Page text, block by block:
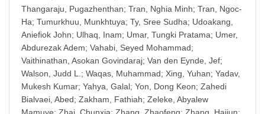
Thangaraju, Pugazhenthan; Tran, Nghia Minh; Tran, Ngoc-
Ha; Tumurkhuu, Munkhtuya; Ty, Sree Sudha; Udoakang,
Aniefiok John; Ulhaq, Inam; Umar, Tungki Pratama; Umer,
Abdurezak Adem; Vahabi, Seyed Mohammad;
Vaithinathan, Asokan Govindaraj; Van den Eynde, Jef;
Walson, Judd L. ; Waqas, Muhammad; Xing, Yuhan; Yadav,
Mukesh Kumar; Yahya, Galal; Yon, Dong Keon; Zahedi
Bialvaei, Abed; Zakham, Fathiah; Zeleke, Abyalew